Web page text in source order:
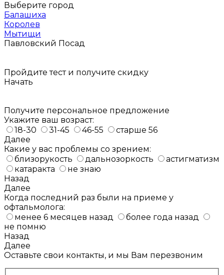
Выберите город
Балашиха
Королев
Мытищи
Павловский Посад
Пройдите тест и получите скидку
Начать
Получите персональное предложение
Укажите ваш возраст:
18-30
31-45 46-55
старше 56
Далее
Какие у вас проблемы со зрением:
близорукость
дальнозоркость
астигматизм
катаракта
не знаю
Назад
Далее
Когда последний раз были на приеме у
офтальмолога:
менее 6 месяцев назад
более года назад
не помню
Назад
Далее
Оставьте свои контакты, и мы Вам перезвоним